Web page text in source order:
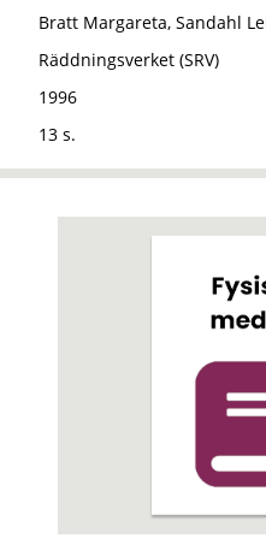
Bratt Margareta, Sandahl
Räddningsverket (SRV)
1996
13 s.